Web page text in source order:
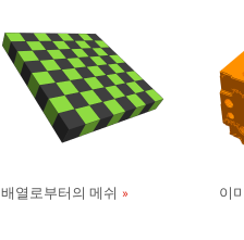
배열로부터의 메쉬 이